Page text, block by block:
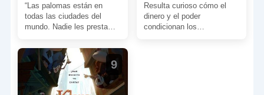
“Las palomas están en
todas las ciudades del
mundo. Nadie les presta
cuenta de que están […]
Resulta curioso cómo el
dinero y el poder
condicionan los
9